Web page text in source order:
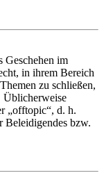
Geschehen im
in ihrem Bereich
zu schließen,
Üblicherweise
„offtopic“, d. h.
Beleidigendes bzw.